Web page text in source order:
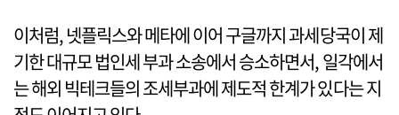
이처럼, 넷플릭스와 메타에 이어 구글까지 과세당국이 제
기한 대규모 법인세 부과 소송에서 승소하면서, 일각에서
는 해외 빅테크들의 조세부과에 제도적 한계가 있다는 지